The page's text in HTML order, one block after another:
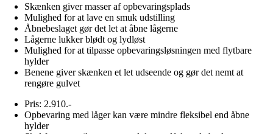
Skænken giver masser af opbevaringsplads
Mulighed for at lave en smuk udstilling
Åbnebeslaget gør det let at åbne lågerne
Lågerne lukker blødt og lydløst
Mulighed for at tilpasse opbevaringsløsningen med flytbare
hylder
Benene giver skænken et let udseende og gør det nemt at
rengøre gulvet
Pris: 2.910.-
Opbevaring med låger kan være mindre fleksibel end åbne
hylder